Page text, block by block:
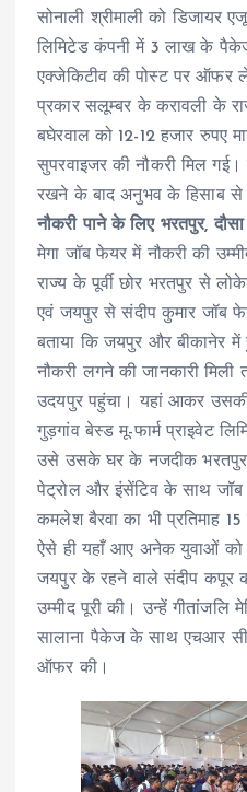
सोनाली श्रीमाली को डिजायर
लिमिटेड कंपनी में 3 लाख के पैकेज
एक्जेकिटीव की पोस्ट पर ऑफर
प्रकार सलूम्बर के करावली के
बघेरवाल को 12-12 हजार रुपए
सुपरवाइजर की नौकरी मिल गई।
रखने के बाद अनुभव के हिसाब से
नौकरी पाने के लिए भरतपुर,
मेगा जॉब फेयर में नौकरी की
राज्य के पूर्वी छोर भरतपुर से
एवं जयपुर से संदीप कुमार जॉब
बताया कि जयपुर और बीकानेर
नौकरी लगने की जानकारी मिली
उदयपुर पहुंचा। यहां आकर
गुड़गांव बेस्ड मू-फार्म प्राइवेट
उसे उसके घर के नजदीक भरतपुर
पेट्रोल और इंसेंटिव के साथ
कमलेश बैरवा का भी प्रतिमाह
ऐसे ही यहाँ आए अनेक युवाओं को
जयपुर के रहने वाले संदीप कपूर
उम्मीद पूरी की। उन्हें
सालाना पैकेज के साथ एचआर
ऑफर की।